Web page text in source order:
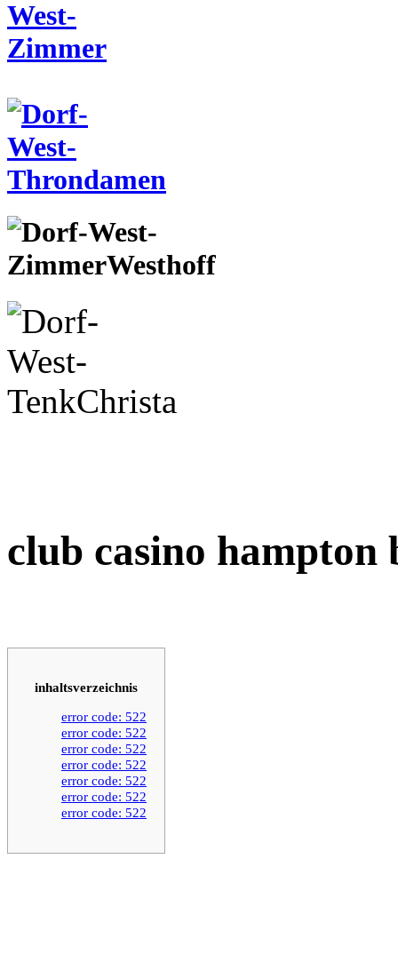
club casino hampton
inhaltsverzeichnis
error code: 522
error code: 522
error code: 522
error code: 522
error code: 522
error code: 522
error code: 522